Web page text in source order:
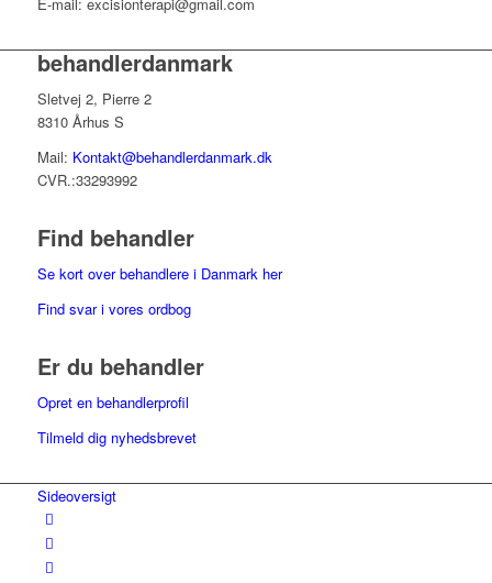
behandlerdanmark
Sletvej 2, Pierre 2
8310 Århus S
Mail: Kontakt@behandlerdanmark.dk
CVR.:33293992
Find behandler
Se kort over behandlere i Danmark her
Find svar i vores ordbog
Er du behandler
Opret en behandlerprofil
Tilmeld dig nyhedsbrevet
Sideoversigt